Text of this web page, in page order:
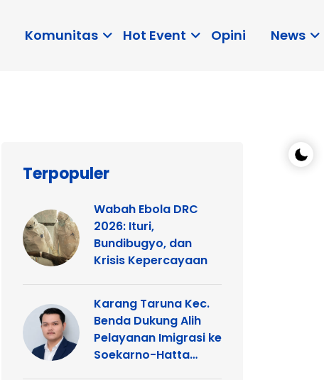
Komunitas Hot Event Opini News
Terpopuler
Wabah Ebola DRC
2026: Ituri,
Bundibugyo, dan
Krisis Kepercayaan
Karang Taruna Kec.
Benda Dukung Alih
Pelayanan Imigrasi ke
Soekarno-Hatta